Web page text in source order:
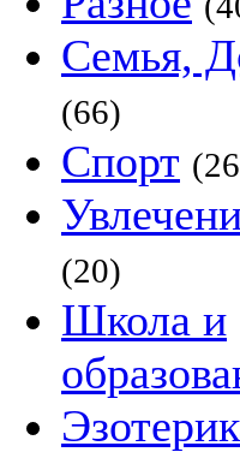
Семья,
(66)
Спорт
(20)
Школа и